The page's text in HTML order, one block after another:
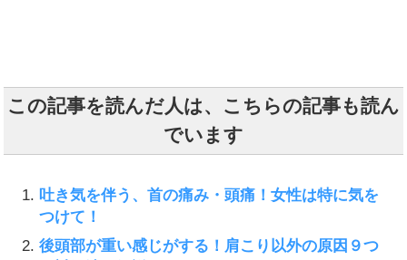
この記事を読んだ人は、こちらの記事も読ん
でいます
吐き気を伴う、首の痛み・頭痛！女性は特に気を
つけて！
後頭部が重い感じがする！肩こり以外の原因９つ